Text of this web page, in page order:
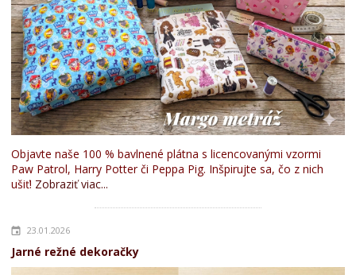
Objavte naše 100 % bavlnené plátna s licencovanými vzormi
Paw Patrol, Harry Potter či Peppa Pig. Inšpirujte sa, čo z nich
ušiť! Zobraziť viac...
23.01.2026
Jarné režné dekoračky